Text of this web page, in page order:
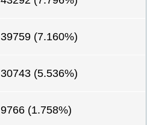
39759 (7.160%)
30743 (5.536%)
9766 (1.758%)